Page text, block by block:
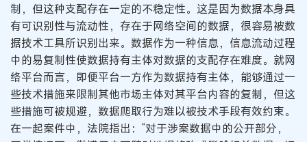
制，但这种支配存在一定的不稳定性。这是因为数据本身具
有可识别性与流动性，存在于网络空间的数据，很容易被数
据技术工具所识别出来。数据作为一种信息，信息流动过程
中的易复制性使数据持有主体对数据的支配存在难度。就网
络平台而言，即便平台一方作为数据持有主体，能够通过一
些技术措施来限制其他市场主体对其平台内容的复制，但这
些措施可被规避，数据爬取行为难以被技术手段有效约束。
在一起案件中，法院指出：“对于涉案数据中的公开部分，